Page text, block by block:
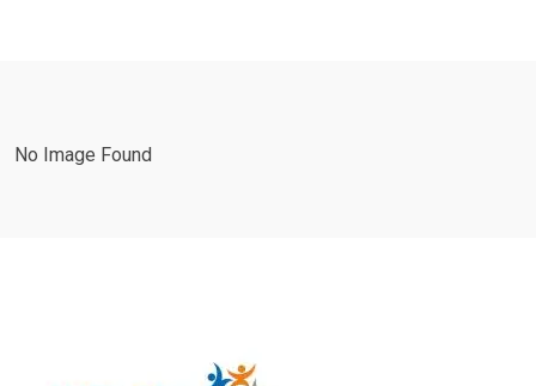
No Image Found